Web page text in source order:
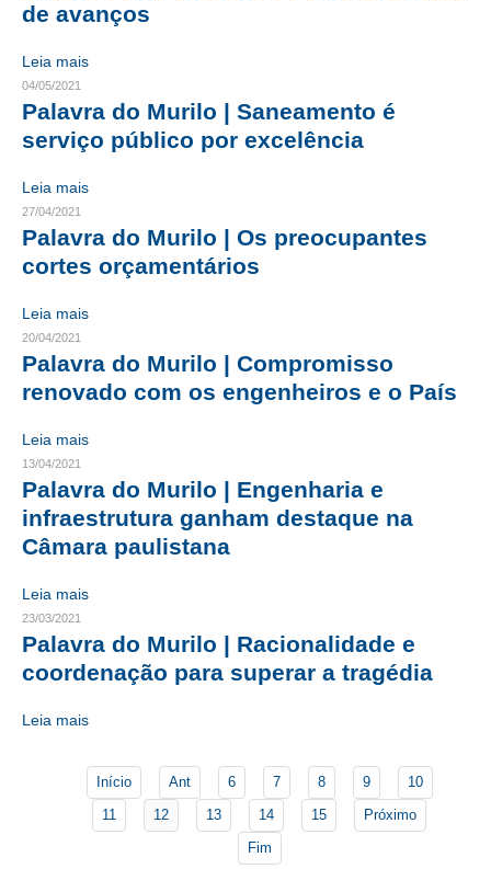
PISO SALARIAL
FIQUE POR DENTRO
OPORTUNIDADES
APRESENTAÇÃO
EMPREGO E ESTÁGIO
CARREIRA
NEWSLETTER
CURSOS
ENGENHEIRO EMPREENDEDOR
SEESP EDUCAÇÃO
PLATAFORMAS GRATUITAS
BENEFÍCIOS
APOSENTADORIA
PLANO DE SAÚDE
SEESPPREV
de avanços
Leia mais
04/05/2021
Palavra do Murilo | Saneamento é
serviço público por excelência
Leia mais
27/04/2021
Palavra do Murilo | Os preocupantes
cortes orçamentários
Leia mais
20/04/2021
Palavra do Murilo | Compromisso
renovado com os engenheiros e o País
Leia mais
13/04/2021
Palavra do Murilo | Engenharia e
infraestrutura ganham destaque na
Câmara paulistana
Leia mais
23/03/2021
Palavra do Murilo | Racionalidade e
coordenação para superar a tragédia
Leia mais
Início Ant 6 7 8 9
10
11
12 13 14 15
Próximo
Fim